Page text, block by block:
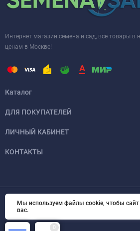
Интернет магазин семена и сад, все товары
ценам в Москве!
Каталог
ДЛЯ ПОКУПАТЕЛЕЙ
ЛИЧНЫЙ КАБИНЕТ
КОНТАКТЫ
© 2026 InSale. Все права
0
Мы используем файлы cookie, чтобы
вас.